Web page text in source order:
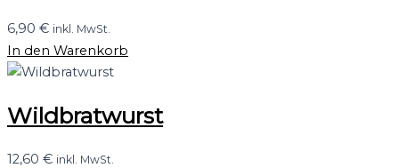
6,90 € inkl. MwSt.
In den Warenkorb
Wildbratwurst
12,60 € inkl. MwSt.